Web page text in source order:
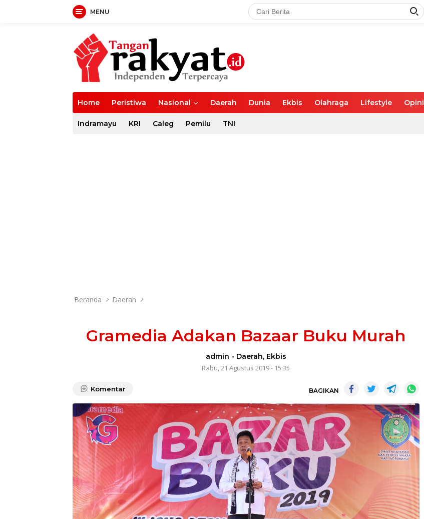
MENU
Home Peristiwa Nasional Daerah Dunia Ekbis Olahraga Lifestyle Opini
Indramayu KRI Caleg Pemilu TNI
Beranda Daerah
Gramedia Adakan Bazaar Buku Murah
admin - Daerah, Ekbis
Rabu, 21 Agustus 2019 - 15:35
Komentar BAGIKAN